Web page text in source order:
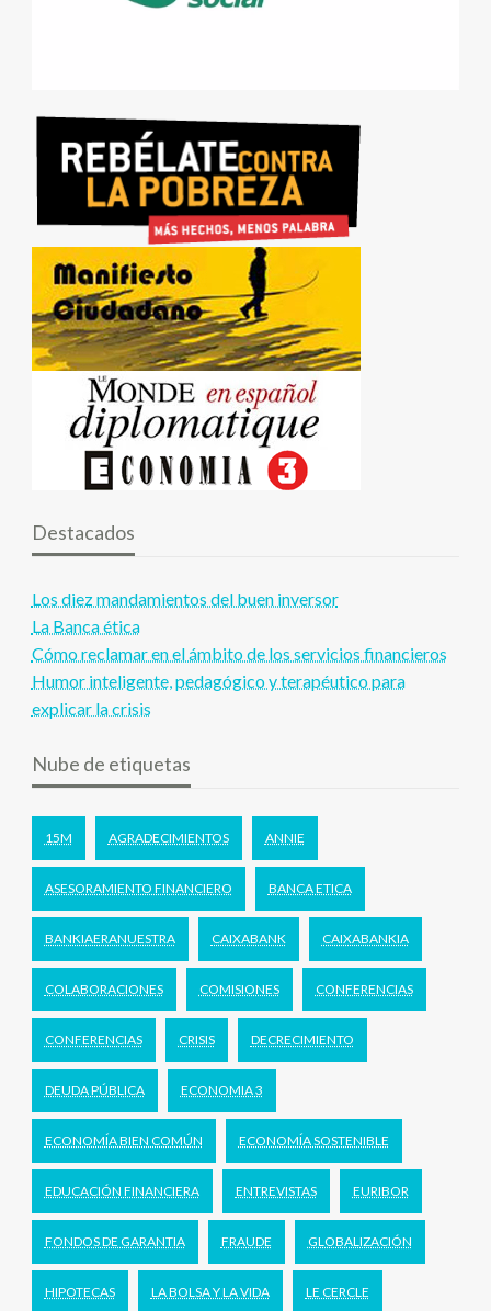
Destacados
Los diez mandamientos del buen inversor
La Banca ética
Cómo reclamar en el ámbito de los servicios financieros
Humor inteligente, pedagógico y terapéutico para
explicar la crisis
Nube de etiquetas
15M AGRADECIMIENTOS ANNIE
ASESORAMIENTO FINANCIERO BANCA ETICA
BANKIAERANUESTRA CAIXABANK CAIXABANKIA
COLABORACIONES COMISIONES CONFERENCIAS
CONFERENCIAS CRISIS DECRECIMIENTO
DEUDA PÚBLICA ECONOMIA 3
ECONOMÍA BIEN COMÚN ECONOMÍA SOSTENIBLE
EDUCACIÓN FINANCIERA ENTREVISTAS EURIBOR
FONDOS DE GARANTIA FRAUDE GLOBALIZACIÓN
HIPOTECAS LA BOLSA Y LA VIDA LE CERCLE